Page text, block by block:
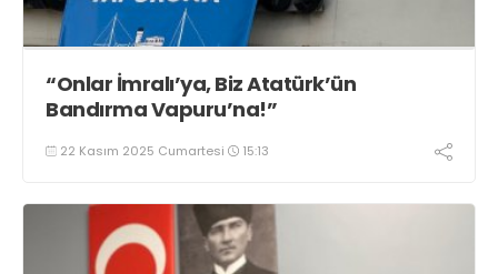
“Onlar İmralı’ya, Biz Atatürk’ün
Bandırma Vapuru’na!”
22 Kasım 2025 Cumartesi 15:13